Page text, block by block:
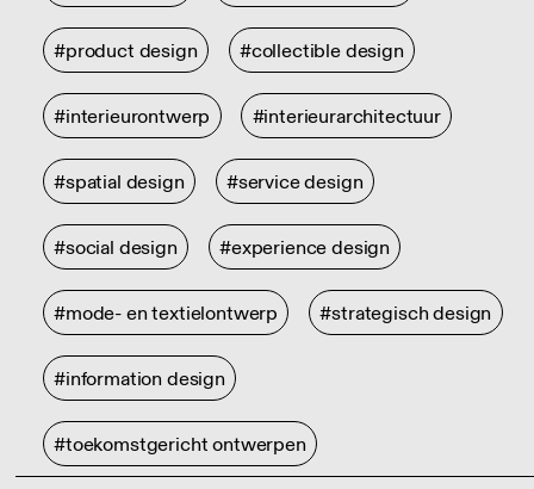
#product design #collectible design
#interieurontwerp #interieurarchitectuur
#spatial design #service design
#social design #experience design
#mode- en textielontwerp #strategisch design
#information design
#toekomstgericht ontwerpen